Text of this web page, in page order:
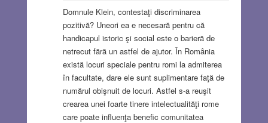
Domnule Klein, contestaţi discriminarea
pozitivă? Uneori ea e necesară pentru că
handicapul istoric şi social este o barieră de
netrecut fără un astfel de ajutor. În România
există locuri speciale pentru romi la admiterea
în facultate, dare ele sunt suplimentare faţă de
numărul obişnuit de locuri. Astfel s-a reuşit
crearea unei foarte tinere intelectualităţi rome
care poate influenţa benefic comunitatea